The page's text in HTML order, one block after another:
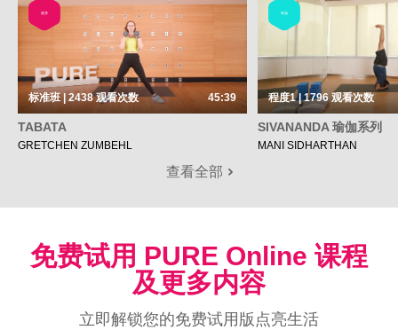
健身
标准班 | 2438观看次数 45:39
TABATA
GRETCHEN ZUMBEHL
瑜伽
程度1 | 1796观看次数
SIVANANDA 瑜伽系列
MANI SIDHARTHAN
查看全部
免费试用 PURE Online 课程
及更多内容
立即解锁您的免费试用版点亮生活